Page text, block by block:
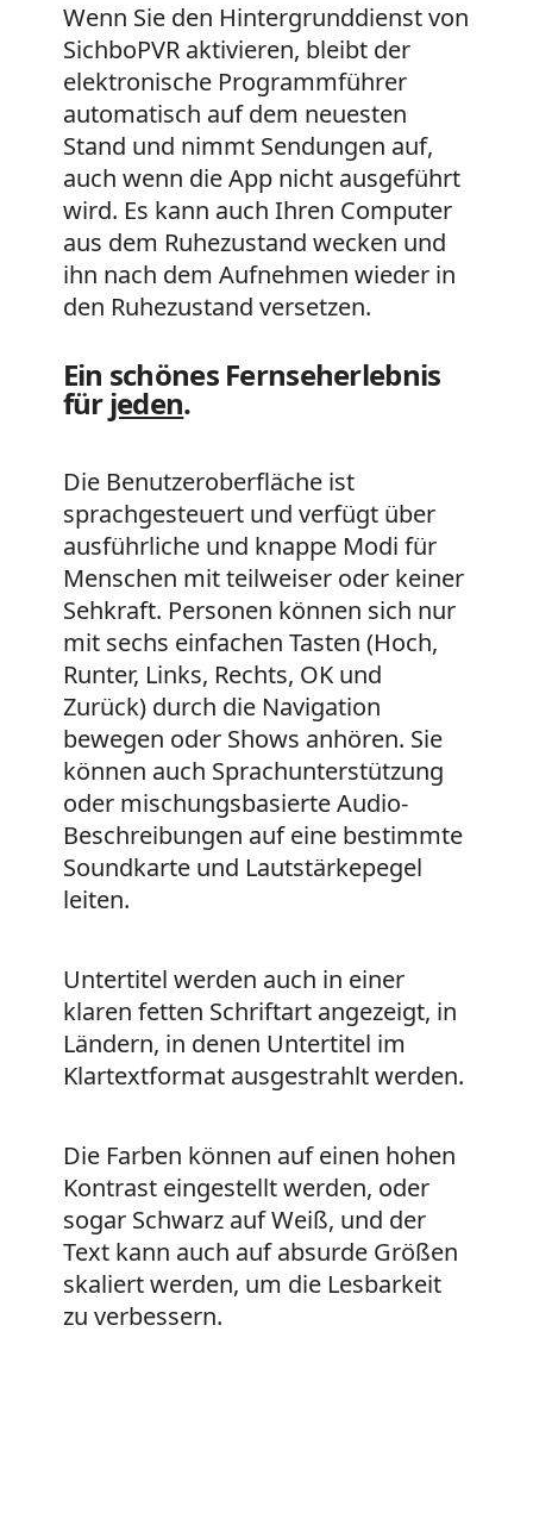
Wenn Sie den Hintergrunddienst von
SichboPVR aktivieren, bleibt der
elektronische Programmführer
automatisch auf dem neuesten
Stand und nimmt Sendungen auf,
auch wenn die App nicht ausgeführt
wird. Es kann auch Ihren Computer
aus dem Ruhezustand wecken und
ihn nach dem Aufnehmen wieder in
den Ruhezustand versetzen.
Ein schönes Fernseherlebnis
fürjeden.
Die Benutzeroberfläche ist
sprachgesteuert und verfügt über
ausführliche und knappe Modi für
Menschen mit teilweiser oder keiner
Sehkraft. Personen können sich nur
mit sechs einfachen Tasten (Hoch,
Runter, Links, Rechts, OK und
Zurück) durch die Navigation
bewegen oder Shows anhören. Sie
können auch Sprachunterstützung
oder mischungsbasierte Audio-
Beschreibungen auf eine bestimmte
Soundkarte und Lautstärkepegel
leiten.
Untertitel werden auch in einer
klaren fetten Schriftart angezeigt, in
Ländern, in denen Untertitel im
Klartextformat ausgestrahlt werden.
Die Farben können auf einen hohen
Kontrast eingestellt werden, oder
sogar Schwarz auf Weiß, und der
Text kann auch auf absurde Größen
skaliert werden, um die Lesbarkeit
zu verbessern.